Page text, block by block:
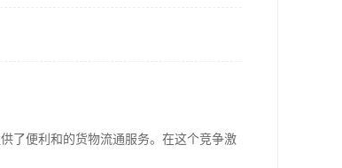
了便利和的货物流通服务。在这个竞争激